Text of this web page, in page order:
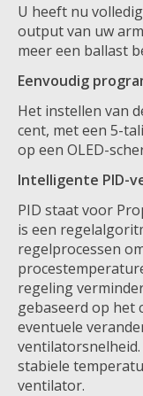
U heeft nu
output van uw
meer een ballast
Eenvoudig
Het instellen van
cent, met een 5-
op een OLED-
Intelligente PID-
PID staat voor
is een
regelprocessen
regeling
gebaseerd op het
eventuele
stabiele
ventilator.